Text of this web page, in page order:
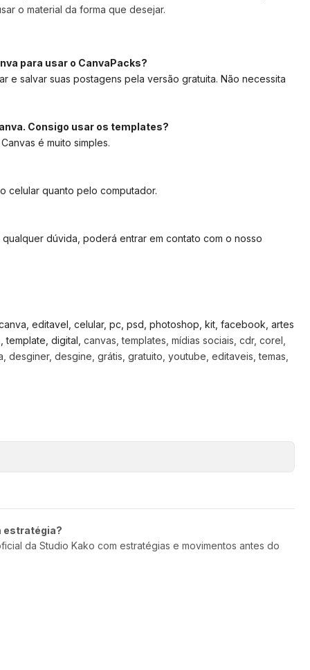
o material da forma que desejar.
para usar o CanvaPacks?
e salvar suas postagens pela versão gratuita. Não necessita
Consigo usar os templates?
é muito simples.
celular quanto pelo computador.
dúvida, poderá entrar em contato com o nosso
editavel, celular, pc, psd, photoshop, kit, facebook, artes
digital, canvas, templates, mídias sociais, cdr, corel,
desginer, desgine, grátis, gratuito, youtube, editaveis, temas,
estratégia?
da Studio Kako com estratégias e movimentos antes do